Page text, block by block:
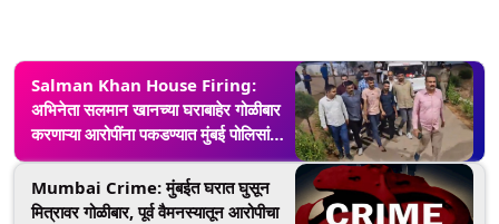
Salman Khan House Firing:
अभिनेता सलमान खानच्या घराबाहेर गोळीबार
करणाऱ्या आरोपींना पकडण्यात मुंबई पोलिसांना
यश, गुजरातमधून अटक
Mumbai Crime: मुंबईत घरात घुसून
मित्रावर गोळीबार, पूर्व वैमनस्यातून आरोपीचा